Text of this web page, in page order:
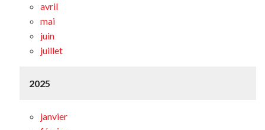
avril
mai
juin
juillet
2025
janvier